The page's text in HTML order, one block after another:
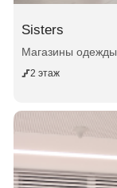
Sisters
Магазины одежды
2 этаж